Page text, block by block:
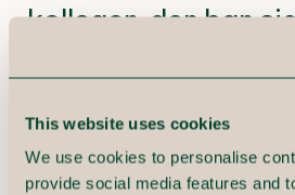
This website uses cookies
We use cookies to personalise
provide social media features and
kolleger, der har
netop de
nomineringerne og
prisen i 'Financial